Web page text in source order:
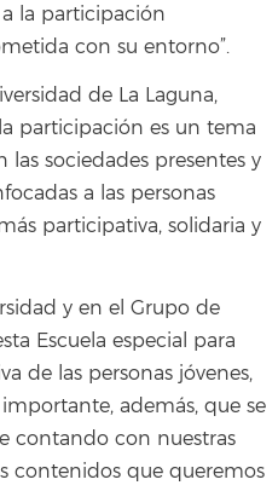
la participación
con su entorno”.
de La Laguna,
participación es un tema
sociedades presentes y
a las personas
participativa, solidaria y
y en el Grupo de
Escuela especial para
de las personas jóvenes,
además, que se
contando con nuestras
contenidos que queremos